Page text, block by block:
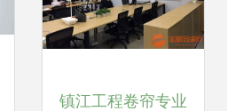
镇江工程卷帘专业